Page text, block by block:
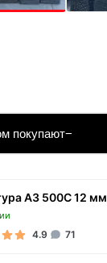
покупают
А3 500С 12 мм
4.9 71